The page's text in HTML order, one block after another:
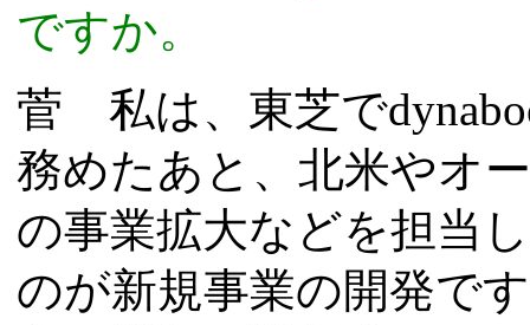
ですか。
菅 私は、東芝で
務めたあと、北米やオ
の事業拡大などを担当
のが新規事業の開発で